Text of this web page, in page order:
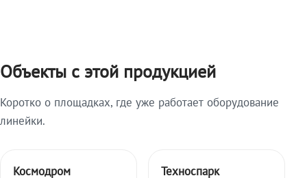
Объекты с этой продукцией
Коротко о площадках, где уже работает оборудование
линейки.
Космодром
Техноспарк